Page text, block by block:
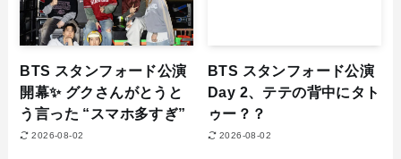
BTS スタンフォード公演
開幕✨ グクさんがとうと
う言った “スマホ多すぎ”
2026-08-02
BTS スタンフォード公演
Day 2、テテの背中にタト
ゥー？？
2026-08-02